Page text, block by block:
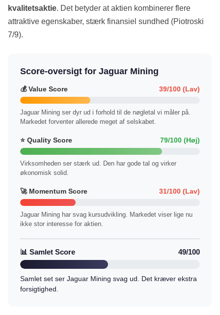
kvalitetsaktie. Det betyder at aktien kombinerer flere
attraktive egenskaber, stærk finansiel sundhed (Piotroski
7/9).
Score-oversigt for Jaguar Mining
💰 Value Score 39/100 (Lav)
Jaguar Mining ser dyr ud i forhold til de nøgletal vi måler på.
Markedet forventer allerede meget af selskabet.
⭐ Quality Score 79/100 (Høj)
Virksomheden ser stærk ud. Den har gode tal og virker
økonomisk solid.
🚀 Momentum Score 31/100 (Lav)
Jaguar Mining har svag kursudvikling. Markedet viser lige nu
ikke stor interesse for aktien.
📊 Samlet Score 49/100
Samlet set ser Jaguar Mining svag ud. Det kræver ekstra
forsigtighed.